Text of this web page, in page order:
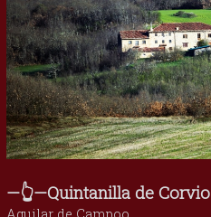
—👆—Quintanilla de Corvio
Aguilar de Campoo